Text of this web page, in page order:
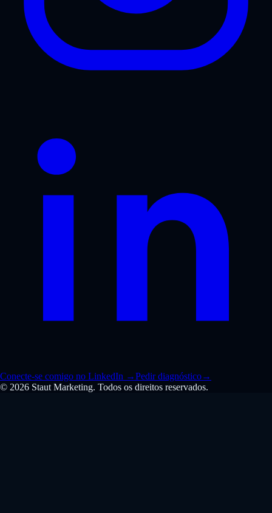
Conecte-se comigo no LinkedIn →Pedir diagnóstico→
© 2026 Staut Marketing. Todos os direitos reservados.